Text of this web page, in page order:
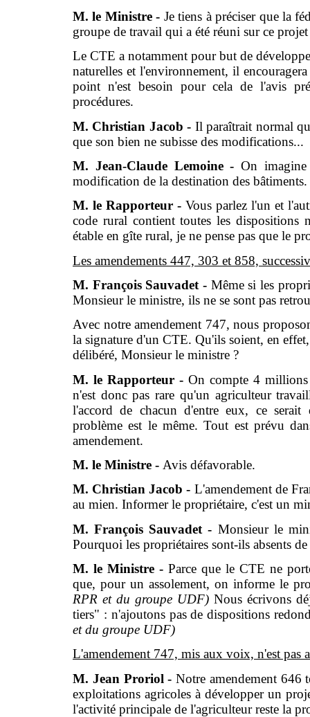
M. le Ministre - Je tiens à préciser que la
groupe de travail qui a été réuni sur ce
Le CTE a notamment pour but de
naturelles et l'environnement, il
point n'est besoin pour cela de l'avis
procédures.
M. Christian Jacob - Il paraîtrait normal
que son bien ne subisse des modifications...
M. Jean-Claude Lemoine -On
modification de la destination des bâtiments.
M. le Rapporteur - Vous parlez l'un et
code rural contient toutes les dispositions
étable en gîte rural, je ne pense pas que le
Les amendements 447, 303 et 858,
M. François Sauvadet - Même si les
Monsieur le ministre, ils ne se sont pas
Avec notre amendement 747, nous
la signature d'un CTE. Qu'ils soient, en
délibéré, Monsieur le ministre ?
M. le Rapporteur - On compte 4
n'est donc pas rare qu'un agriculteur
l'accord de chacun d'entre eux, ce
problème est le même. Tout est prévu
amendement.
M. le Ministre - Avis défavorable.
M. Christian Jacob - L'amendement de
au mien. Informer le propriétaire, c'est un
M. François Sauvadet - Monsieur le
Pourquoi les propriétaires sont-ils absents de
M. le Ministre - Parce que le CTE ne
que, pour un assolement, on informe le
RPR et du groupe UDF)Nous écrivons
tiers" : n'ajoutons pas de dispositions
et du groupe UDF)
L'amendement 747, mis aux voix, n'est pas
M. Jean Proriol -Notre amendement 646
exploitations agricoles à développer un
l'activité principale de l'agriculteur reste la